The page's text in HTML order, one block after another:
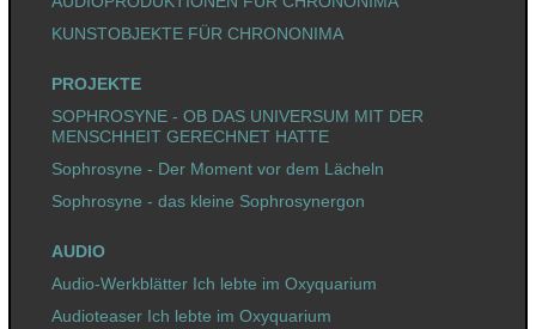
KUNSTOBJEKTE FÜR CHRONONIMA
PROJEKTE
SOPHROSYNE - OB DAS UNIVERSUM MIT DER
MENSCHHEIT GERECHNET HATTE
Sophrosyne - Der Moment vor dem Lächeln
Sophrosyne - das kleine Sophrosynergon
AUDIO
Audio-Werkblätter Ich lebte im Oxyquarium
Audioteaser Ich lebte im Oxyquarium